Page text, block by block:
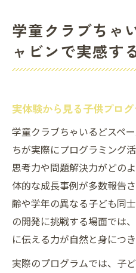
学童クラブちゃ
ャビンで実感す
実体験から見る子供プロ
学童クラブちゃいるどスペ
ちが実際にプログラミング
思考力や問題解決力がどの
体的な成長事例が多数報告
齢や学年の異なる子ども同
の開発に挑戦する場面では
に伝える力が自然と身につき
実際のプログラムでは、子